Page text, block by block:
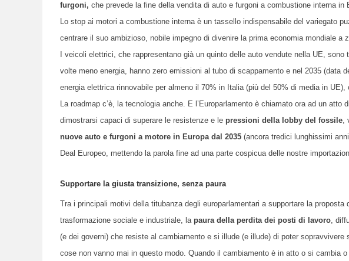
furgoni, che prevede la fine della vendita di auto e furgoni a combustione interna in
Lo stop ai motori a combustione interna è un tassello indispensabile del variegato
centrare il suo ambizioso, nobile impegno di divenire la prima economia mondiale a
I veicoli elettrici, che rappresentano già un quinto delle auto vendute nella UE,
volte meno energia, hanno zero emissioni al tubo di scappamento e nel 2035 (data
energia elettrica rinnovabile per almeno il 70% in Italia (più del 50% di media in
La roadmap c’è, la tecnologia anche. E l’Europarlamento è chiamato ora ad un atto
dimostrarsi capaci di superare le resistenze e le pressioni della lobby del fossile,
nuove auto e furgoni a motore in Europa dal 2035 (ancora tredici lunghissimi
Deal Europeo, mettendo la parola fine ad una parte cospicua delle nostre
Supportare la giusta transizione, senza paura
Tra i principali motivi della titubanza degli europarlamentari a supportare la proposta
trasformazione sociale e industriale, la paura della perdita dei posti di lavoro,
(e dei governi) che resiste al cambiamento e si illude (e illude) di poter
cose non vanno mai in questo modo. Quando il cambiamento è in atto o si cambia